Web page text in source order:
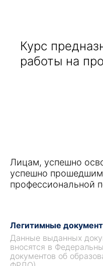
Курс
работы на
Лицам, успешно
успешно прошедшим
профессиональной
Легитимные
Данные выданных
вносятся в
документов об